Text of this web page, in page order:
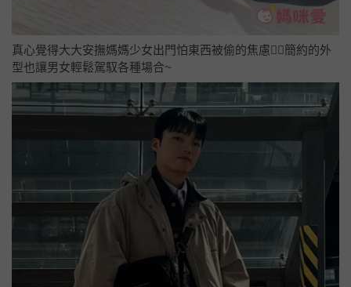
真心覺得大大安撫媽媽少女出門怕東西被偷的焦慮😮‍💨簡約的外
型也讓男女輕鬆駕馭各種場合~